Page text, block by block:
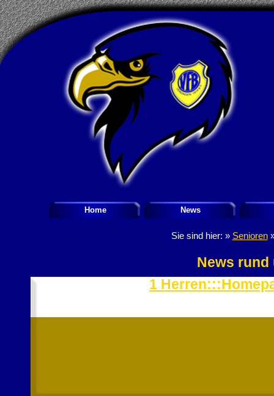
Home News
Sie sind hier: » Senioren
News rund
1